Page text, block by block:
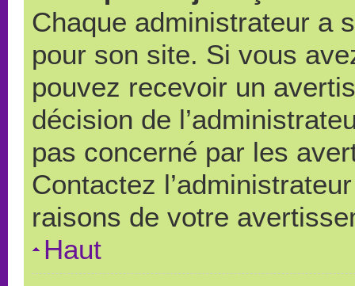
Chaque administrateur a
pour son site. Si vous
pouvez recevoir un
décision de
pas concerné par les
Contactez
raisons de votre
Haut